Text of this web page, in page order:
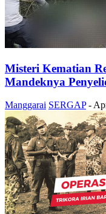
Misteri Kematian
Mandeknya
Manggarai SERGAP -